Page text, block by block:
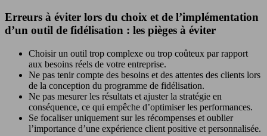
Erreurs à éviter lors du choix et de l’implémentation
d’un outil de fidélisation : les pièges à éviter
Choisir un outil trop complexe ou trop coûteux par rapport
aux besoins réels de votre entreprise.
Ne pas tenir compte des besoins et des attentes des clients lors
de la conception du programme de fidélisation.
Ne pas mesurer les résultats et ajuster la stratégie en
conséquence, ce qui empêche d’optimiser les performances.
Se focaliser uniquement sur les récompenses et oublier
l’importance d’une expérience client positive et personnalisée.